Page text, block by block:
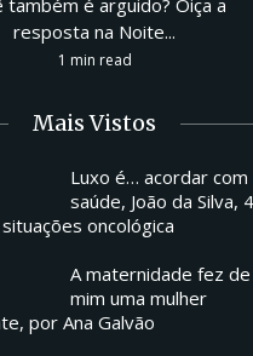
resposta na Noite...
1 min read
Mais Vistos
Luxo é… acordar com
saúde, João da Silva,
oncológica
A maternidade fez de
mim uma mulher
por Ana Galvão